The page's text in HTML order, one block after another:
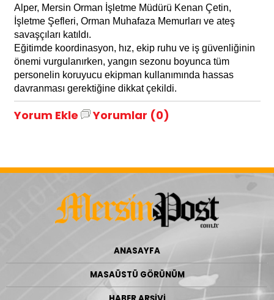
Alper, Mersin Orman İşletme Müdürü Kenan Çetin,
İşletme Şefleri, Orman Muhafaza Memurları ve ateş
savaşçıları katıldı.
Eğitimde koordinasyon, hız, ekip ruhu ve iş güvenliğinin
önemi vurgulanırken, yangın sezonu boyunca tüm
personelin koruyucu ekipman kullanımında hassas
davranması gerektiğine dikkat çekildi.
Yorum Ekle Yorumlar (0)
ANASAYFA
MASAÜSTÜ GÖRÜNÜM